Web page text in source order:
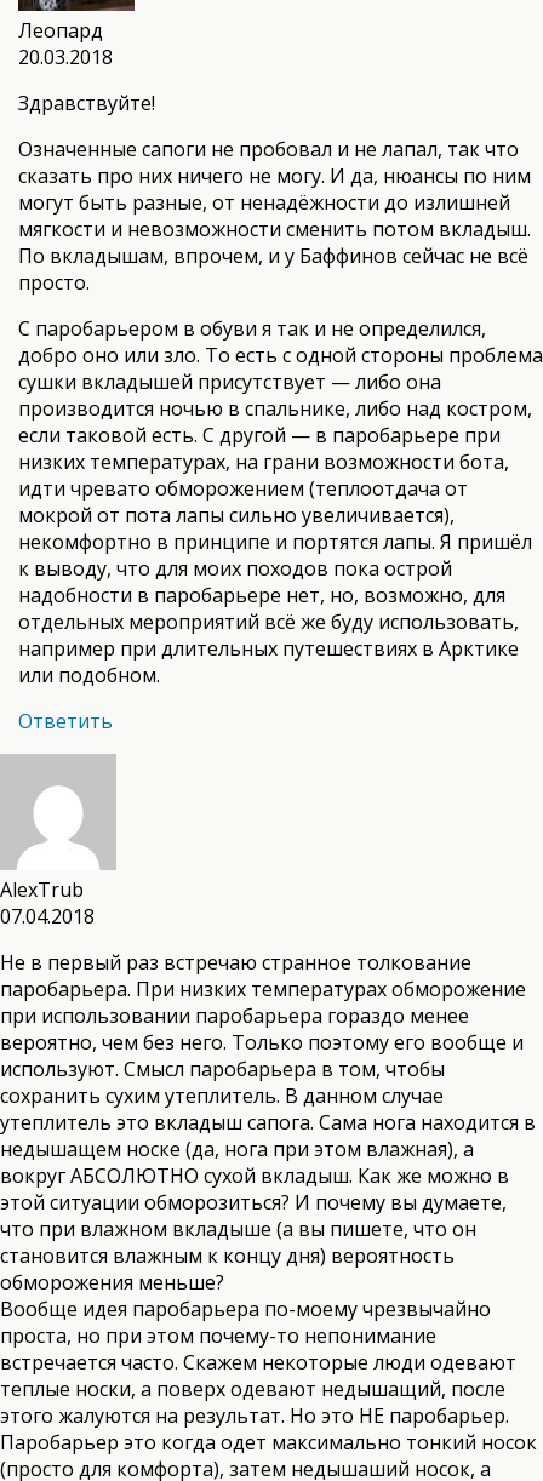
Леопард
20.03.2018
Здравствуйте!
Означенные сапоги не пробовал и не лапал, так что
сказать про них ничего не могу. И да, нюансы по ним
могут быть разные, от ненадёжности до излишней
мягкости и невозможности сменить потом вкладыш.
По вкладышам, впрочем, и у Баффинов сейчас не всё
просто.
С паробарьером в обуви я так и не определился,
добро оно или зло. То есть с одной стороны проблема
сушки вкладышей присутствует — либо она
производится ночью в спальнике, либо над костром,
если таковой есть. С другой — в паробарьере при
низких температурах, на грани возможности бота,
идти чревато обморожением (теплоотдача от
мокрой от пота лапы сильно увеличивается),
некомфортно в принципе и портятся лапы. Я пришёл
к выводу, что для моих походов пока острой
надобности в паробарьере нет, но, возможно, для
отдельных мероприятий всё же буду использовать,
например при длительных путешествиях в Арктике
или подобном.
Ответить
AlexTrub
07.04.2018
Не в первый раз встречаю странное толкование
паробарьера. При низких температурах обморожение
при использовании паробарьера гораздо менее
вероятно, чем без него. Только поэтому его вообще и
используют. Смысл паробарьера в том, чтобы
сохранить сухим утеплитель. В данном случае
утеплитель это вкладыш сапога. Сама нога находится в
недышащем носке (да, нога при этом влажная), а
вокруг АБСОЛЮТНО сухой вкладыш. Как же можно в
этой ситуации обморозиться? И почему вы думаете,
что при влажном вкладыше (а вы пишете, что он
становится влажным к концу дня) вероятность
обморожения меньше?
Вообще идея паробарьера по-моему чрезвычайно
проста, но при этом почему-то непонимание
встречается часто. Скажем некоторые люди одевают
теплые носки, а поверх одевают недышащий, после
этого жалуются на результат. Но это НЕ паробарьер.
Паробарьер это когда одет максимально тонкий носок
(просто для комфорта), затем недышаший носок, а